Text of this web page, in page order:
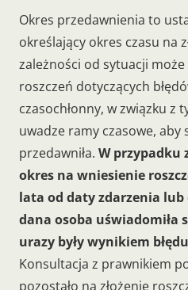
Okres przedawnienia to
określający okres czasu na
zależności od sytuacji
roszczeń dotyczących
czasochłonny, w związku z
uwadze ramy czasowe, aby
przedawniła. W przypadku
okres na wniesienie
lata od daty zdarzenia
dana osoba uświadomiła
urazy były wynikiem
Konsultacja z prawnikiem
pozostało na złożenie